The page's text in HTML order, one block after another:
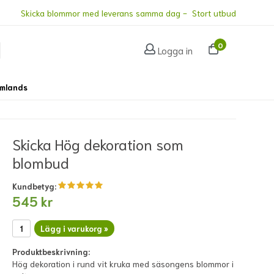
Skicka blommor med leverans samma dag - Stort utbud
Logga in 0
Skicka Hög dekoration som
blombud
Kundbetyg:
545 kr
Lägg i varukorg »
Produktbeskrivning:
Hög dekoration i rund vit kruka med säsongens blommor i